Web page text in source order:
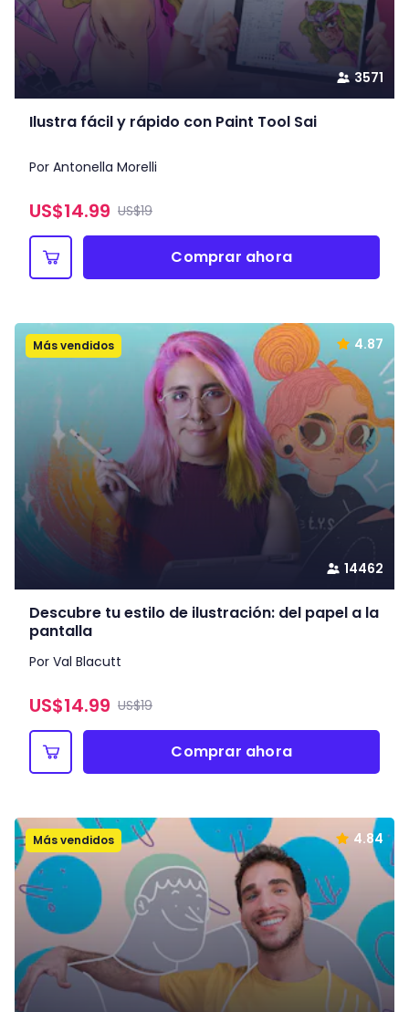
3571
Ilustra fácil y rápido con Paint Tool Sai
Por Antonella Morelli
US$14.99 US$19
Comprar ahora
Más vendidos
14462
4.87
Descubre tu estilo de ilustración: del papel a la
pantalla
Por Val Blacutt
US$14.99 US$19
Comprar ahora
Más vendidos 4.84